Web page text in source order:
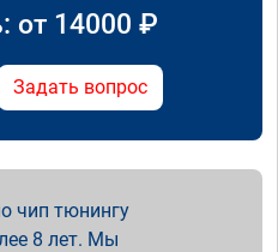
от 14000 ₽
Задать вопрос
чип тюнингу
8 лет. Мы